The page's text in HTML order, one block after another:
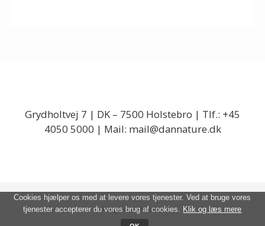
Cookies hjælper os med at levere vores tjenester. Ved at bruge vores
tjenester accepterer du vores brug af cookies. Klik og læs mere
Grydholtvej 7 | DK – 7500 Holstebro | Tlf.: +45
4050 5000 | Mail: mail@dannature.dk
Designet afStandout